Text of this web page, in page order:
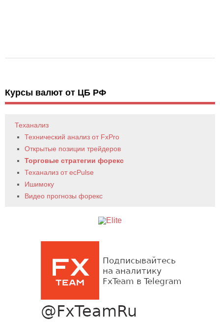
Курсы валют от ЦБ РФ
Теханализ
Технический анализ от FxPro
Открытые позиции трейдеров
Торговые стратегии форекс
Теханализ от ecPulse
Ишимоку
Видео прогнозы форекс